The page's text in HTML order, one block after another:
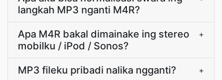
langkah MP3 nganti M4R?
Apa M4R bakal dimainake ing stereo
mobilku / iPod / Sonos?
+
MP3 fileku pribadi nalika ngganti? +